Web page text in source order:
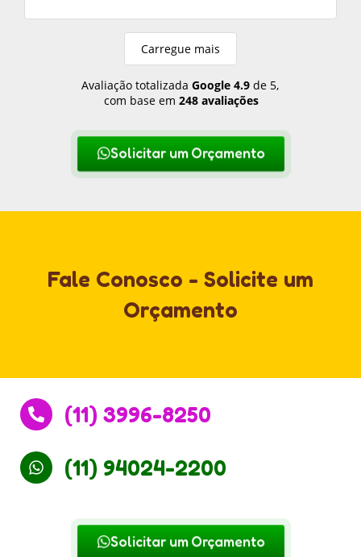
Carregue mais
Avaliação totalizada Google 4.9de 5,
com base em 248 avaliações
Solicitar um Orçamento
Fale Conosco - Solicite um
Orçamento
(11) 3996-8250
(11) 94024-2200
Solicitar um Orçamento